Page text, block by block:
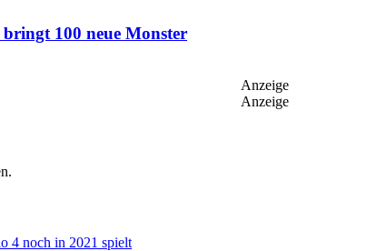
100 neue Monster
Anzeige
Anzeige
4 noch in 2021 spielt